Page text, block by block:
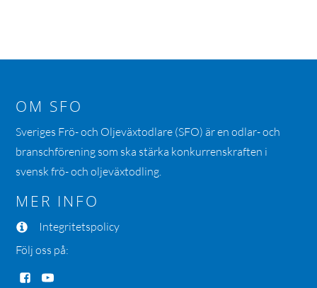
OM SFO
Sveriges Frö- och Oljeväxtodlare (SFO) är en odlar- och
branschförening som ska stärka konkurrenskraften i
svensk frö- och oljeväxtodling.
MER INFO
Integritetspolicy
Följ oss på: